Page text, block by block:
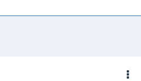
Bilder von einem polnischen
ich mich immernoch wie er
hat.
Aber die wenigsten